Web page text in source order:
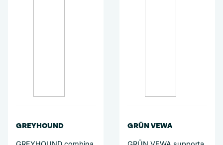
GREYHOUND GRÜN VEWA